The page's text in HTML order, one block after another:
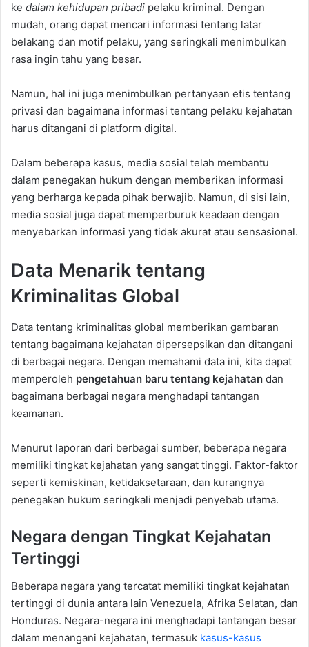
ke dalam kehidupan pribadi pelaku kriminal. Dengan
mudah, orang dapat mencari informasi tentang latar
belakang dan motif pelaku, yang seringkali menimbulkan
rasa ingin tahu yang besar.
Namun, hal ini juga menimbulkan pertanyaan etis tentang
privasi dan bagaimana informasi tentang pelaku kejahatan
harus ditangani di platform digital.
Dalam beberapa kasus, media sosial telah membantu
dalam penegakan hukum dengan memberikan informasi
yang berharga kepada pihak berwajib. Namun, di sisi lain,
media sosial juga dapat memperburuk keadaan dengan
menyebarkan informasi yang tidak akurat atau sensasional.
Data Menarik tentang
Kriminalitas Global
Data tentang kriminalitas global memberikan gambaran
tentang bagaimana kejahatan dipersepsikan dan ditangani
di berbagai negara. Dengan memahami data ini, kita dapat
memperoleh pengetahuan baru tentang kejahatan dan
bagaimana berbagai negara menghadapi tantangan
keamanan.
Menurut laporan dari berbagai sumber, beberapa negara
memiliki tingkat kejahatan yang sangat tinggi. Faktor-faktor
seperti kemiskinan, ketidaksetaraan, dan kurangnya
penegakan hukum seringkali menjadi penyebab utama.
Negara dengan Tingkat Kejahatan
Tertinggi
Beberapa negara yang tercatat memiliki tingkat kejahatan
tertinggi di dunia antara lain Venezuela, Afrika Selatan, dan
Honduras. Negara-negara ini menghadapi tantangan besar
dalam menangani kejahatan, termasuk kasus-kasus